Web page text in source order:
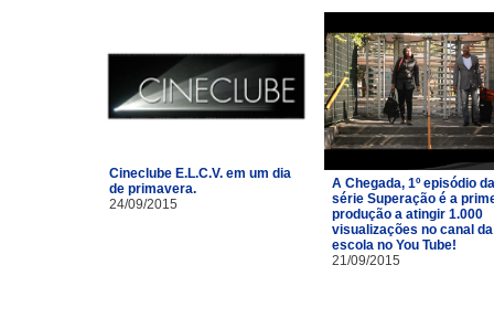
Cineclube E.L.C.V. em um dia
de primavera.
24/09/2015
A Chegada, 1º episódio
série Superação é a
produção a atingir 1.000
visualizações no canal da
escola no You Tube!
21/09/2015